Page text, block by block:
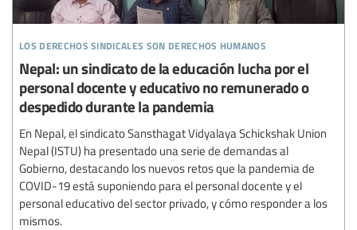
los derechos sindicales son derechos humanos
Nepal: un sindicato de la educación lucha por el
personal docente y educativo no remunerado o
despedido durante la pandemia
En Nepal, el sindicato Sansthagat Vidyalaya Schickshak Union
Nepal (ISTU) ha presentado una serie de demandas al
Gobierno, destacando los nuevos retos que la pandemia de
COVID-19 está suponiendo para el personal docente y el
personal educativo del sector privado, y cómo responder a los
mismos.